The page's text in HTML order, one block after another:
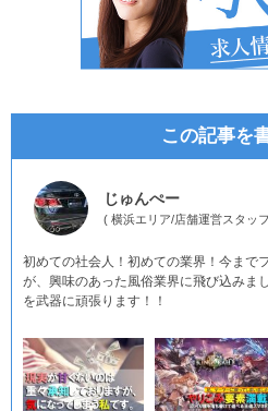
この記事を
じゅんぺー
( 横浜エリア/店舗運営スタッフ
初めての社会人！初めての業界！今まで
が、興味のあった風俗業界に飛び込みま
を武器に頑張ります！！